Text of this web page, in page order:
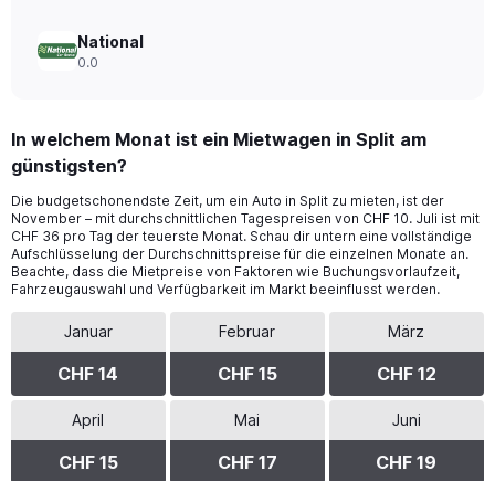
National
0.0
In welchem Monat ist ein Mietwagen in Split am
günstigsten?
Die budgetschonendste Zeit, um ein Auto in Split zu mieten, ist der
November – mit durchschnittlichen Tagespreisen von CHF 10. Juli ist mit
CHF 36 pro Tag der teuerste Monat. Schau dir untern eine vollständige
Aufschlüsselung der Durchschnittspreise für die einzelnen Monate an.
Beachte, dass die Mietpreise von Faktoren wie Buchungsvorlaufzeit,
Fahrzeugauswahl und Verfügbarkeit im Markt beeinflusst werden.
Januar
CHF 14
Februar
CHF 15
März
CHF 12
April
CHF 15
Mai
CHF 17
Juni
CHF 19